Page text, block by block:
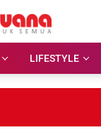
LIFESTYLE